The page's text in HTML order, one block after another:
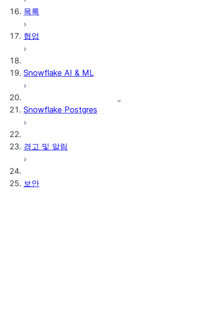
목록
협업
Snowflake AI & ML
Snowflake Postgres
경고 및 알림
보안